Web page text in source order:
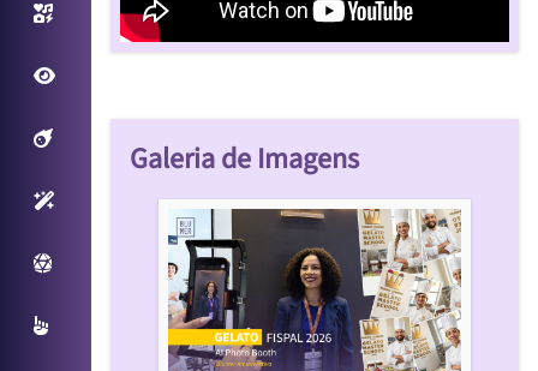
Photo/Video Booth
Filtros Interativos
Sensores Inteligentes
Plataforma Virtual
Multitouch
Galeria de Imagens